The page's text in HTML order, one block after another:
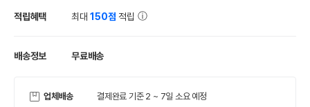
적립혜택 최대150점 적립
배송정보 무료배송
업체배송 결제완료 기준 2 ~ 7일 소요 예정